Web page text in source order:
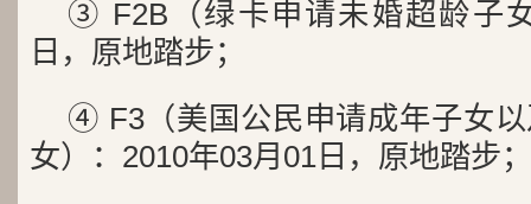
③ F2B（绿卡申请未婚超龄子
日，原地踏步；
④ F3（美国公民申请成年子女
女）：2010年03月01日，原地踏步；